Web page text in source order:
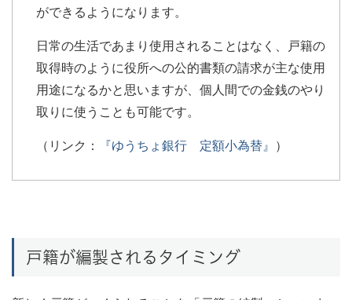
ができるようになります。
日常の生活であまり使用されることはなく、戸籍の
取得時のように役所への公的書類の請求が主な使用
用途になるかと思いますが、個人間での金銭のやり
取りに使うことも可能です。
（リンク：
『ゆうちょ銀行 定額小為替』 ）
戸籍が編製されるタイミング